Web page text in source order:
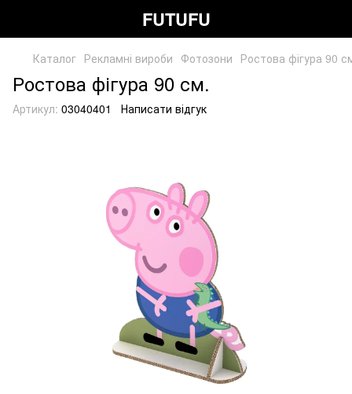
FUTUFU
Каталог Рекламні вироби Фотозони Ростова фігура 90
Ростова фігура 90 см.
Артикул: 03040401 Написати відгук